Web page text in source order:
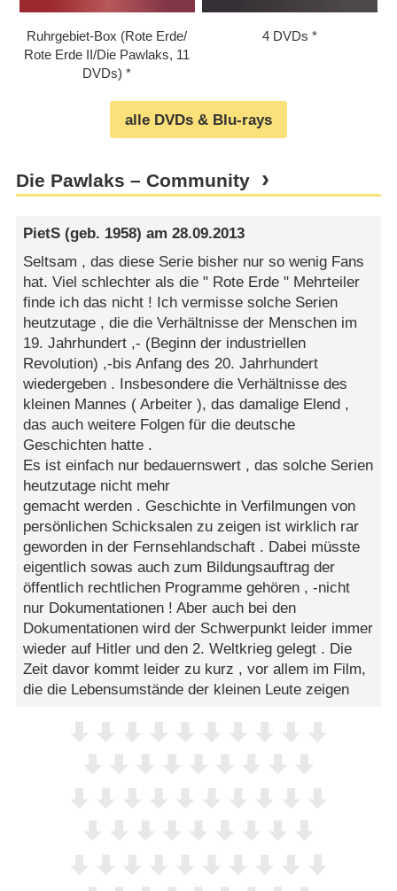
Ruhrgebiet-Box (Rote Erde/​​
Rote Erde II/​​Die Pawlaks, 11
DVDs)
4 DVDs
alle DVDs & Blu-rays
Die Pawlaks – Community
PietS (geb. 1958) am28.09.2013
Seltsam , das diese Serie bisher nur so wenig Fans
hat. Viel schlechter als die " Rote Erde " Mehrteiler
finde ich das nicht ! Ich vermisse solche Serien
heutzutage , die die Verhältnisse der Menschen im
19. Jahrhundert ,- (Beginn der industriellen
Revolution) ,-bis Anfang des 20. Jahrhundert
wiedergeben . Insbesondere die Verhältnisse des
kleinen Mannes ( Arbeiter ), das damalige Elend ,
das auch weitere Folgen für die deutsche
Geschichten hatte .
Es ist einfach nur bedauernswert , das solche Serien
heutzutage nicht mehr
gemacht werden . Geschichte in Verfilmungen von
persönlichen Schicksalen zu zeigen ist wirklich rar
geworden in der Fernsehlandschaft . Dabei müsste
eigentlich sowas auch zum Bildungsauftrag der
öffentlich rechtlichen Programme gehören , -nicht
nur Dokumentationen ! Aber auch bei den
Dokumentationen wird der Schwerpunkt leider immer
wieder auf Hitler und den 2. Weltkrieg gelegt . Die
Zeit davor kommt leider zu kurz , vor allem im Film,
die die Lebensumstände der kleinen Leute zeigen